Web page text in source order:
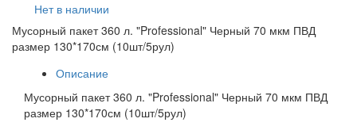
Нет в наличии
Мусорный пакет 360 л. "Professional" Черный 70 мкм ПВД
размер 130*170см (10шт/5рул)
Описание
Мусорный пакет 360 л. "Professional" Черный 70 мкм ПВД
размер 130*170см (10шт/5рул)